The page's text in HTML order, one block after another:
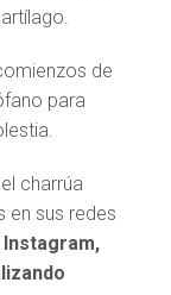
de
para
charrúa
en sus redes